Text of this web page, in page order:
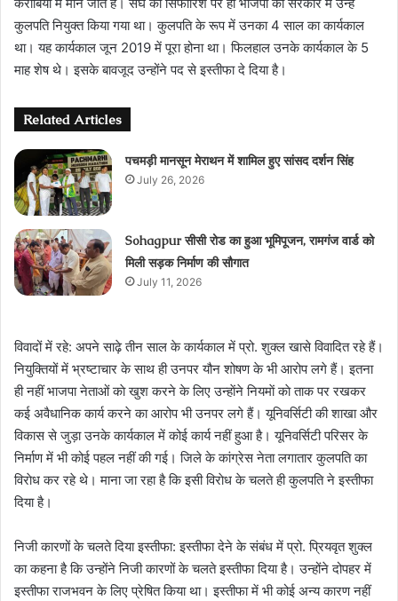
कुलपति नियुक्त किया गया था। कुलपति के रूप में उनका 4 साल का कार्यकाल
था। यह कार्यकाल जून 2019 में पूरा होना था। फिलहाल उनके कार्यकाल के 5
माह शेष थे। इसके बावजूद उन्होंने पद से इस्तीफा दे दिया है।
Related Articles
पचमड़ी मानसून मेराथन में शामिल हुए सांसद दर्शन सिंह
July 26, 2026
Sohagpur सीसी रोड का हुआ भूमिपूजन, रामगंज वार्ड को
मिली सड़क निर्माण की सौगात
July 11, 2026
विवादों में रहे: अपने साढ़े तीन साल के कार्यकाल में प्रो. शुक्ल खासे विवादित रहे हैं।
नियुक्तियों में भ्रष्टाचार के साथ ही उनपर यौन शोषण के भी आरोप लगे हैं। इतना
ही नहीं भाजपा नेताओं काे खुश करने के लिए उन्हाेंने नियमाें काे ताक पर रखकर
कई अवैधानिक कार्य करने का आरोप भी उनपर लगे हैं। यूनिवर्सिटी की शाखा और
विकास से जुड़ा उनके कार्यकाल में कोई कार्य नहीं हुआ है। यूनिवर्सिटी परिसर के
निर्माण में भी कोई पहल नहीं की गई। जिले के कांग्रेस नेता लगातार कुलपति का
विराेध कर रहे थे। माना जा रहा है कि इसी विराेध के चलते ही कुलपति ने इस्तीफा
दिया है।
निजी कारणों के चलते दिया इस्तीफा: इस्तीफा देने के संबंध में प्रो. प्रियवृत शुक्ल
का कहना है कि उन्होंने निजी कारणों के चलते इस्तीफा दिया है। उन्होंने दोपहर में
इस्तीफा राजभवन के लिए प्रेषित किया था। इस्तीफा में भी कोई अन्य कारण नहीं